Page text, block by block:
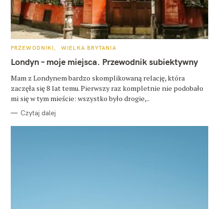
K
T
E
O
R
I
PRZEWODNIKI WIELKA BRYTANIA
Londyn – moje miejsca. Przewodnik subiektywny
Mam z Londynem bardzo skomplikowaną relację, która
zaczęła się 8 lat temu. Pierwszy raz kompletnie nie podobało
mi się w tym mieście: wszystko było drogie,..
Czytaj dalej